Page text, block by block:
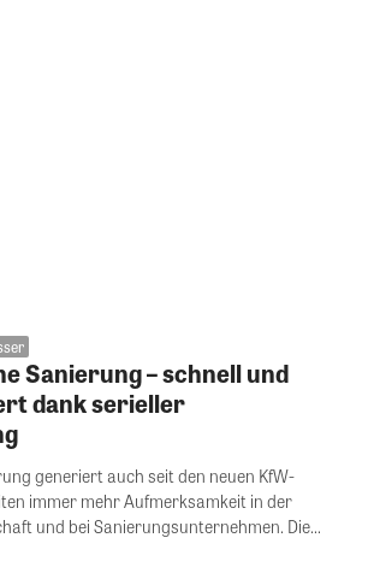
Sanierung – schnell und
dank serieller
generiert auch seit den neuen KfW-
immer mehr Aufmerksamkeit in der
und bei Sanierungsunternehmen. Die...